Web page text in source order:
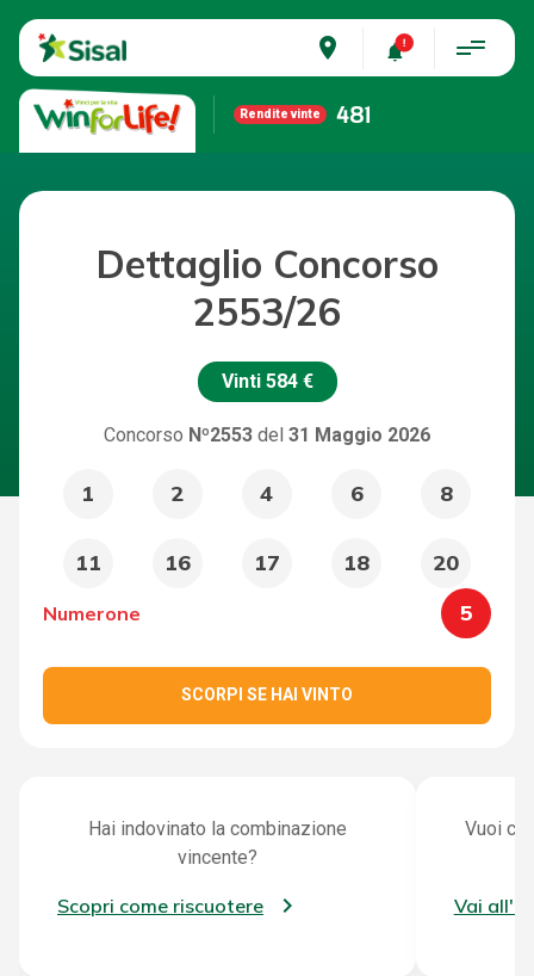
place
Rendite vinte 481
Dettaglio Concorso
2553/26
Vinti 584 €
Concorso Nº2553 del 31 Maggio 2026
1 2 4 6 8
11 16 17 18 20
Numerone 5
SCORPI SE HAI VINTO
Hai indovinato la combinazione
vincente?
Scopri come riscuotere
Vuoi
Vai